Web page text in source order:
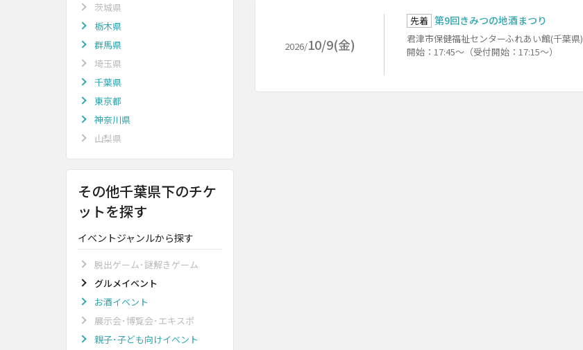
2026/10/9(金)
先着 第9回きみつの地酒まつり
君津市保健福祉センターふれあい館(千葉県)
開始：17:45～（受付開始：17:15～）
茨城県
栃木県
群馬県
埼玉県
千葉県
東京都
神奈川県
山梨県
その他千葉県下のチケ
ットを探す
イベントジャンルから探す
脱出ゲーム･謎解きゲーム
グルメイベント
お酒イベント
展示会･博覧会･エキスポ
親子･子ども向けイベント